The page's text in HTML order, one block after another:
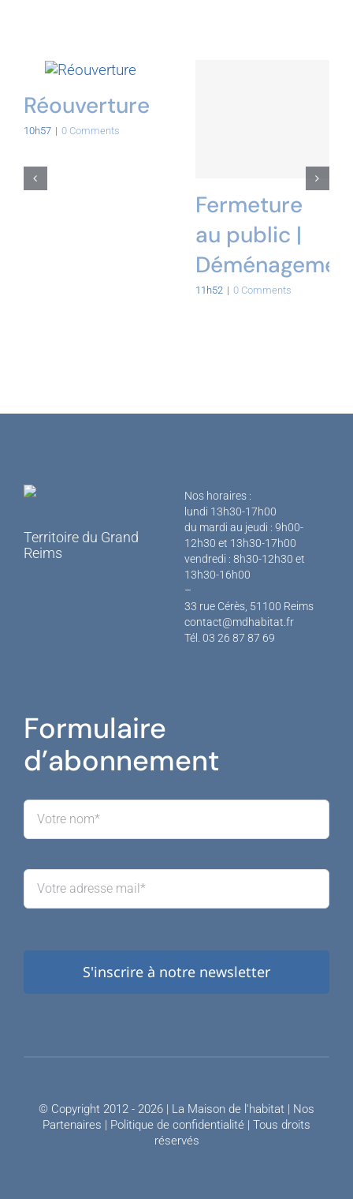
Réouverture
10h57 | 0 Comments
Fermeture
au public |
11h52 | 0 Comments
Territoire du Grand
Reims
Nos horaires :
lundi 13h30-17h00
du mardi au jeudi : 9h00-
12h30 et 13h30-17h00
vendredi : 8h30-12h30 et
13h30-16h00
–
33 rue Cérès, 51100 Reims
contact@mdhabitat.fr
Tél. 03 26 87 87 69
Formulaire
d’abonnement
S'inscrire à notre newsletter
© Copyright 2012 - 2026 | La Maison de l'habitat | Nos
Partenaires | Politique de confidentialité | Tous droits
réservés